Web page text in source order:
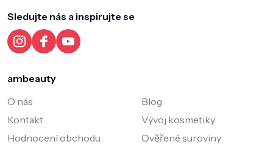
Sledujte nás a inspirujte se
ambeauty
O nás
Kontakt
Hodnocení obchodu
Blog
Vývoj kosmetiky
Ověřené suroviny